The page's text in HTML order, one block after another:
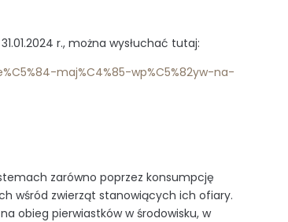
r., można wysłuchać tutaj:
maj%C4%85-wp%C5%82yw-na-
zarówno poprzez konsumpcję
wśród zwierząt stanowiących ich ofiary.
obieg pierwiastków w środowisku, w